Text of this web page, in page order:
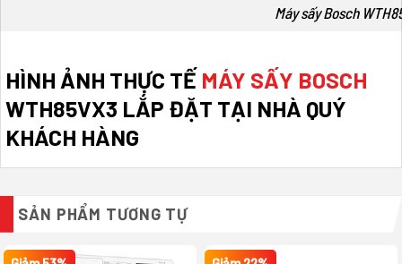
Máy sấy Bosch
HÌNH ẢNH THỰC TẾ MÁY SẤY BOSCH
WTH85VX3 LẮP ĐẶT TẠI NHÀ QUÝ
KHÁCH HÀNG
SẢN PHẨM TƯƠNG TỰ